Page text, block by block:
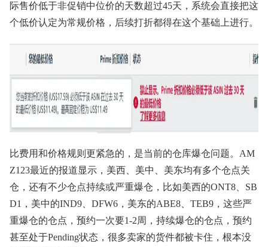
际售价低于非促销中位价的天数超过45天，系统会直接把这
个低价认定为常规价格，后续打折都得在这个基础上进行。
比费用和价格规则更紧急的，是当前的仓库爆仓问题。AM
Z123最近的报道显示，美西、美中、美东均有多个仓点关
仓，还有不少仓点持续或严重爆仓，比如美西的ONT8、SB
D1，美中的IND9、DFW6，美东的ABE8、TEB9，这些严
重爆仓的仓点，预约一次要1-2周，持续爆仓的仓点，预约
甚至处于Pending状态，很多卖家的货件都被卡住，根本没